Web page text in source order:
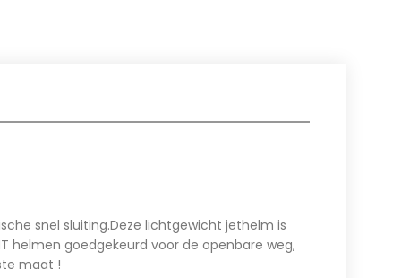
snel sluiting.Deze lichtgewicht jethelm is
helmen goedgekeurd voor de openbare weg,
maat !